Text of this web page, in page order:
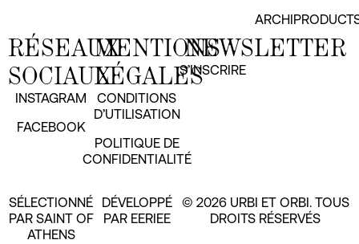
NEWSLETTER
S’INSCRIRE
MENTIONS
LÉGALES
CONDITIONS
D’UTILISATION
POLITIQUE DE
CONFIDENTIALITÉ
RÉSEAUX
SOCIAUX
INSTAGRAM
FACEBOOK
© 2026 URBI ET ORBI. TOUS
DROITS RÉSERVÉS
SÉLECTIONNÉ
PAR SAINT OF
ATHENS
DÉVELOPPÉ
PAR EERIEE